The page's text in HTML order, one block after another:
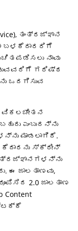
ತಂತ್ರಜ್ಞಾನ
ಬಳಕೆದಾರರಿಗೆ
ನಾವು
ಗರಿಷ್ಠ
ಒದಗಿಸುವ
ವಿಕಲಚೇತನ
ಎಂಬುದನ್ನು
ಮಾಡಲಾಗಿದೆ.
ಸ್ಕ್ರೀನ್
ಈ ಜಾಲತಾಣವು,
2.0 ಜಾಲತಾಣ
Content